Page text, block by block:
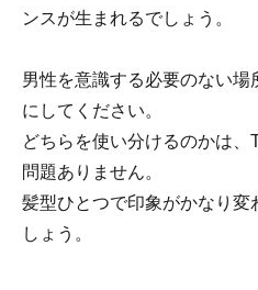
ンスが生まれるでしょう。
男性を意識する必要のない
にしてください。
どちらを使い分けるのかは
問題ありません。
髪型ひとつで印象がかなり変
しょう。